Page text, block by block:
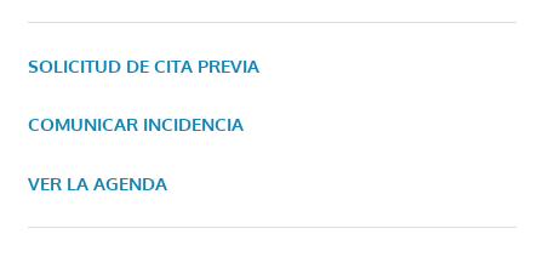
SOLICITUD DE CITA PREVIA
COMUNICAR INCIDENCIA
VER LA AGENDA